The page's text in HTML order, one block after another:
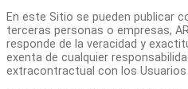
En este Sitio se pueden publicar
terceras personas o empresas,
responde de la veracidad y
exenta de cualquier
extracontractual con los Usuarios